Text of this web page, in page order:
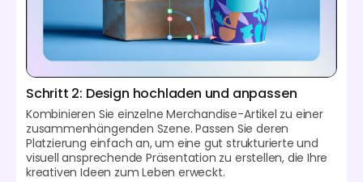
Schritt 2: Design hochladen und anpassen
Kombinieren Sie einzelne Merchandise-Artikel zu einer
zusammenhängenden Szene. Passen Sie deren
Platzierung einfach an, um eine gut strukturierte und
visuell ansprechende Präsentation zu erstellen, die Ihre
kreativen Ideen zum Leben erweckt.